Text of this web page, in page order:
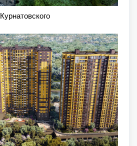
Курнатовского